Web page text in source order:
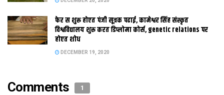
अछि। ओ कहला जे इ आम लोक तक बुझैत अछि जे केंद्रीय मंत्री क एहन
बयान स बाजार दर मे वृद्धि भ जाइत छैक।
Tags:
फेर स शुरू होएत पंजी सूत्रक पढाई, कामेश्वर सिंह संस्कृत
विश्वविद्यालय शुरू करत डिप्लोमा कोर्स, genetic relations पर
होएत शोध
DECEMBER 19, 2020
Comments 1